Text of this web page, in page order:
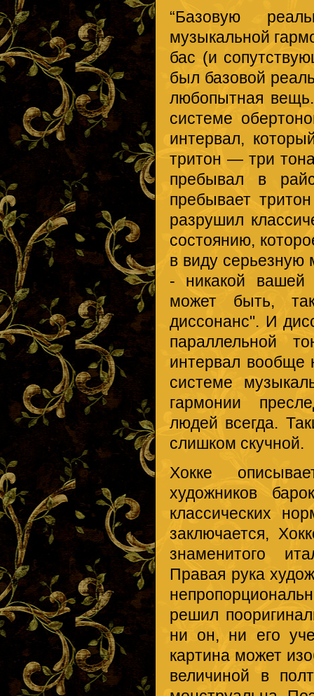
“Базовую
музыкальной
бас (и
был базовой
любопытная
системе
интервал,
тритон — три
пребывал в
пребывает
разрушил
состоянию,
в виду серьезную
- никакой вашей
может быть,
диссонанс". И
параллельной
интервал вообще
системе
гармонии
людей всегда.
слишком скучной.
Хокке
художников
классических
заключается,
знаменитого
Правая рука
решил
ни он, ни его
картина может
величиной в